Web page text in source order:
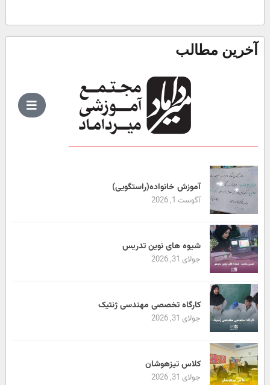
آخرین مطالب
آموزش خانواده(راستگویی)
آگوست 1, 2026
شیوه های نوین تدریس
جولای 31, 2026
کارگاه تخصصی مهندسی ژنتیک
جولای 31, 2026
کلاس تیزهوشان
جولای 31, 2026